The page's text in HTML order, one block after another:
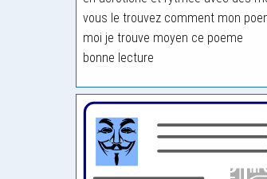
vous le trouvez comment mon
moi je trouve moyen ce poeme
bonne lecture